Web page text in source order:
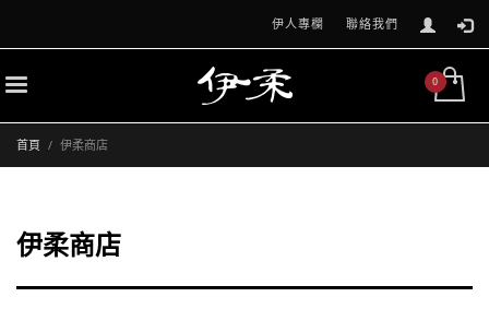
伊人專欄 聯絡我們
首頁 伊柔商店
伊柔商店